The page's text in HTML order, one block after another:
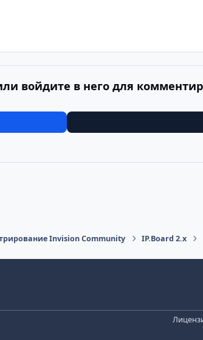
войдите в него для
Invision Community IP.Board 2.x